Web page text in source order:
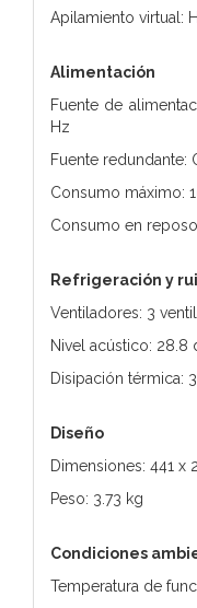
Apilamiento virtual:
Alimentación
Fuente de
Hz
Fuente redundante:
Consumo máximo:
Consumo en
Refrigeración y
Ventiladores: 3
Nivel acústico: 28.8
Disipación térmica:
Diseño
Dimensiones: 441 x
Peso: 3.73 kg
Condiciones
Temperatura de